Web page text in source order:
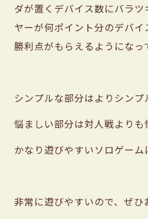
ダが置くデバイス数にバラ
ヤーが何ポイント分のデバ
勝利点がもらえるようになっ
シンプルな部分はよりシンプ
悩ましい部分は対人戦よりも
かなり遊びやすいソロゲーム
非常に遊びやすいので、ぜひ